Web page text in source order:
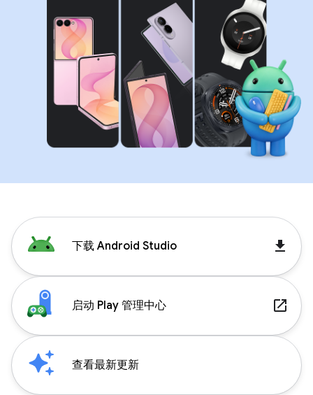
下载 Android Studio get_app
启动 Play 管理中心 launch
查看最新更新